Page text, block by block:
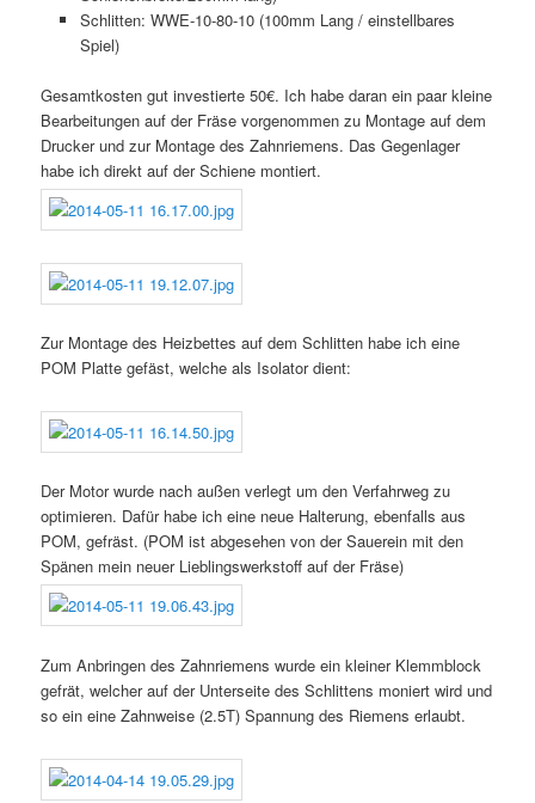
Schlitten: WWE-10-80-10 (100mm Lang / einstellbares
Spiel)
Gesamtkosten gut investierte 50€. Ich habe daran ein paar kleine
Bearbeitungen auf der Fräse vorgenommen zu Montage auf dem
Drucker und zur Montage des Zahnriemens. Das Gegenlager
habe ich direkt auf der Schiene montiert.
Zur Montage des Heizbettes auf dem Schlitten habe ich eine
POM Platte gefäst, welche als Isolator dient:
Der Motor wurde nach außen verlegt um den Verfahrweg zu
optimieren. Dafür habe ich eine neue Halterung, ebenfalls aus
POM, gefräst. (POM ist abgesehen von der Sauerein mit den
Spänen mein neuer Lieblingswerkstoff auf der Fräse)
Zum Anbringen des Zahnriemens wurde ein kleiner Klemmblock
gefrät, welcher auf der Unterseite des Schlittens moniert wird und
so ein eine Zahnweise (2.5T) Spannung des Riemens erlaubt.